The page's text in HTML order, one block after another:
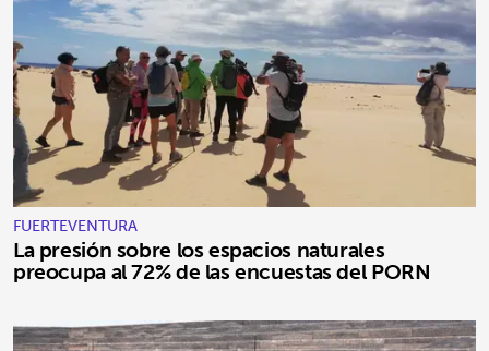
FUERTEVENTURA
La presión sobre los espacios naturales
preocupa al 72% de las encuestas del PORN